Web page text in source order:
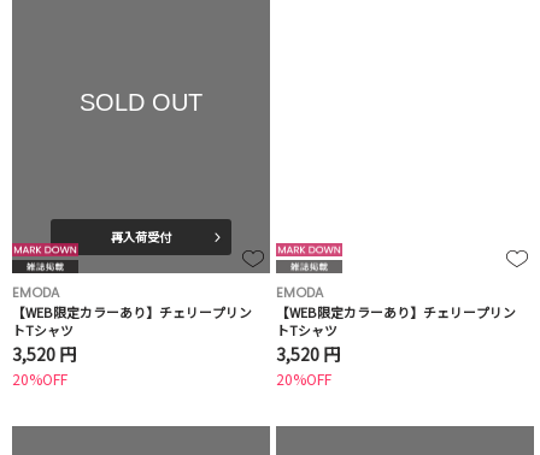
SOLD OUT
再入荷受付
EMODA
【WEB限定カラーあり】チェリープリン
トTシャツ
3,520 円
20%OFF
EMODA
【WEB限定カラーあり】チェリープリン
トTシャツ
3,520 円
20%OFF